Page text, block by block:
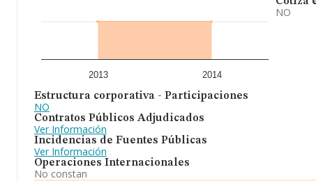
2013 2014
Estructura corporativa - Participaciones
NO
Contratos Públicos Adjudicados
Ver Información
Incidencias de Fuentes Públicas
Ver Información
Operaciones Internacionales
No constan
NO